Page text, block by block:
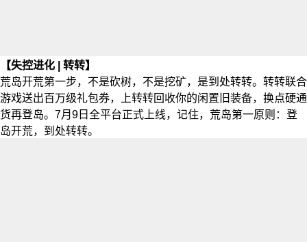
【失控进化 | 转转】
荒岛开荒第一步，不是砍树，不是挖矿，是到处转转。转转联合
游戏送出百万级礼包券，上转转回收你的闲置旧装备，换点硬通
货再登岛。7月9日全平台正式上线，记住，荒岛第一原则：登
岛开荒，到处转转。